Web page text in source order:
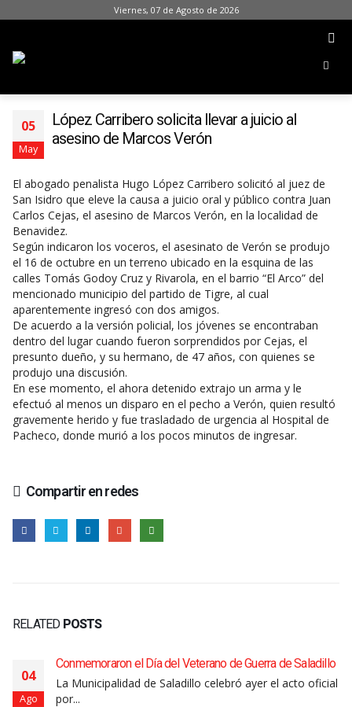
Viernes, 07 de Agosto de 2026
05
May
López Carribero solicita llevar a juicio al
asesino de Marcos Verón
El abogado penalista Hugo López Carribero solicitó al juez de
San Isidro que eleve la causa a juicio oral y público contra Juan
Carlos Cejas, el asesino de Marcos Verón, en la localidad de
Benavidez.
Según indicaron los voceros, el asesinato de Verón se produjo
el 16 de octubre en un terreno ubicado en la esquina de las
calles Tomás Godoy Cruz y Rivarola, en el barrio “El Arco” del
mencionado municipio del partido de Tigre, al cual
aparentemente ingresó con dos amigos.
De acuerdo a la versión policial, los jóvenes se encontraban
dentro del lugar cuando fueron sorprendidos por Cejas, el
presunto dueño, y su hermano, de 47 años, con quienes se
produjo una discusión.
En ese momento, el ahora detenido extrajo un arma y le
efectuó al menos un disparo en el pecho a Verón, quien resultó
gravemente herido y fue trasladado de urgencia al Hospital de
Pacheco, donde murió a los pocos minutos de ingresar.
Compartir en redes
RELATED POSTS
04
Ago
Conmemoraron el Día del Veterano de Guerra de Saladillo
La Municipalidad de Saladillo celebró ayer el acto oficial
por...